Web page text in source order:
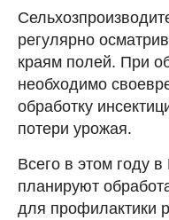
регулярно
краям полей. При
необходимо
обработку
потери урожая.
Всего в этом году
планируют
для профилактики